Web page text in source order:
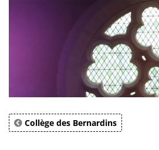
Collège des Bernardins